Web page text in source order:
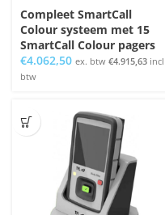
Compleet SmartCall
Colour systeem met 15
SmartCall Colour pagers
€4.062,50 ex. btw €4.915,63 incl
btw